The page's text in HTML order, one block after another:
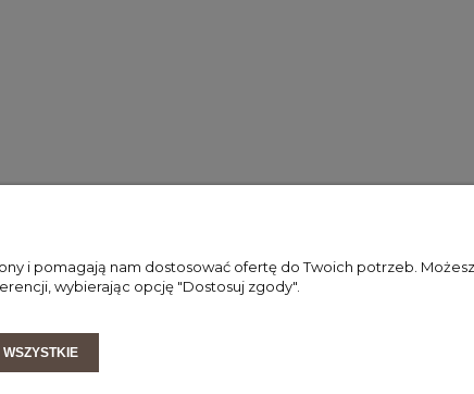
FORMY PŁATNOŚCI
i pomagają nam dostosować ofertę do Twoich potrzeb.
wybierając opcję "Dostosuj zgody".